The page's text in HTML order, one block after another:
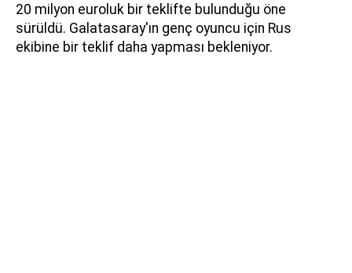
20 milyon euroluk bir teklifte bulunduğu öne
sürüldü. Galatasaray'ın genç oyuncu için Rus
ekibine bir teklif daha yapması bekleniyor.